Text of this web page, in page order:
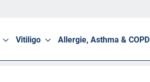
Vitiligo Allergie, Asthma & COPD